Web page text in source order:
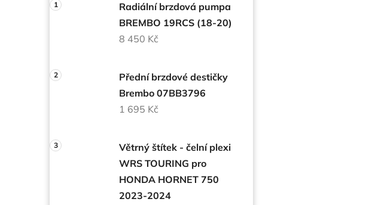
Radiální brzdová pumpa
BREMBO 19RCS (18-20)
8 450 Kč
Přední brzdové destičky
Brembo 07BB3796
1 695 Kč
Větrný štítek - čelní plexi
WRS TOURING pro
HONDA HORNET 750
2023-2024